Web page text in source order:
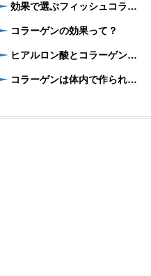
効果で選ぶフィッシュコラーゲン
コラーゲンの効果って？
ヒアルロン酸とコラーゲンの違いを知っている？
コラーゲンは体内で作られるもの